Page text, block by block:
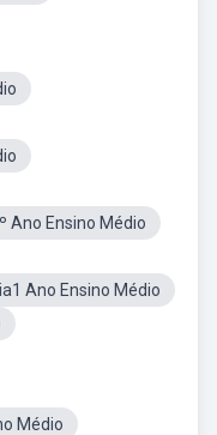
Ano Ensino Médio
Ano Ensino Médio
Médio